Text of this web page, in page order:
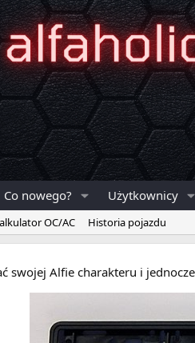
Co nowego? Użytkownicy
OC/AC Historia pojazdu
swojej Alfie charakteru i